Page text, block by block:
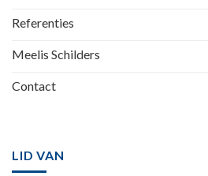
Referenties
Meelis Schilders
Contact
LID VAN